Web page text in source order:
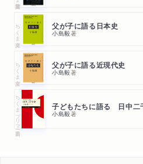
ちくま文庫 父が子に語る日本史
小島毅著
ちくま文庫 父が子に語る近現代史
小島毅著
ちくまプリマー新書 子どもたちに語る 日中二
小島毅著